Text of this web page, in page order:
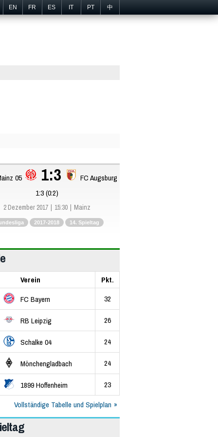
EN FR ES IT PT 中
05 1:3
FC Augsburg
1:3 (0:2)
2 Dezember 2017 15:30 Mainz
2017-2018 14. Spieltag
Verein
Pkt.
FC Bayern
32
RB Leipzig 26
Schalke 04 24
Mönchengladbach 24
1899 Hoffenheim
23
Vollständige Tabelle und Spielplan